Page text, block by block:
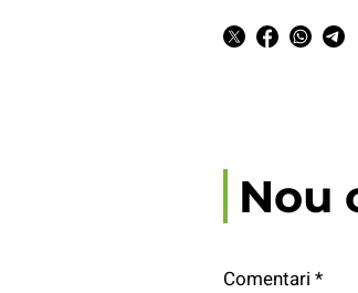
Nou
Comentari *